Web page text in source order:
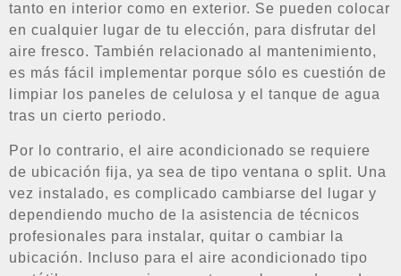
tanto en interior como en exterior. Se pueden colocar
en cualquier lugar de tu elección, para disfrutar del
aire fresco. También relacionado al mantenimiento,
es más fácil implementar porque sólo es cuestión de
limpiar los paneles de celulosa y el tanque de agua
tras un cierto periodo.
Por lo contrario, el aire acondicionado se requiere
de ubicación fija, ya sea de tipo ventana o split. Una
vez instalado, es complicado cambiarse del lugar y
dependiendo mucho de la asistencia de técnicos
profesionales para instalar, quitar o cambiar la
ubicación. Incluso para el aire acondicionado tipo